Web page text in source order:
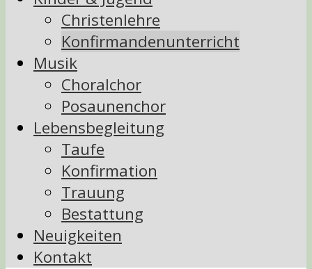
Christenlehre
Konfirmandenunterricht
Musik
Choralchor
Posaunenchor
Lebensbegleitung
Taufe
Konfirmation
Trauung
Bestattung
Neuigkeiten
Kontakt